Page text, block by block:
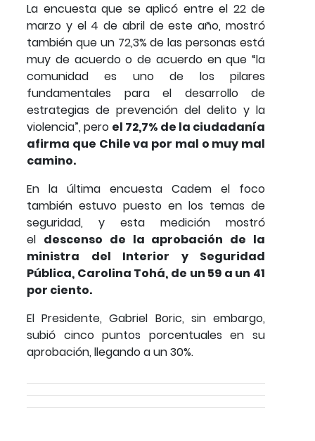
La encuesta que se aplicó entre el 22 de
marzo y el 4 de abril de este año, mostró
también que un 72,3% de las personas está
muy de acuerdo o de acuerdo en que “la
comunidad es uno de los pilares
fundamentales para el desarrollo de
estrategias de prevención del delito y la
violencia”, pero el 72,7% de la ciudadanía
afirma que Chile va por mal o muy mal
camino.
En la última encuesta Cadem el foco
también estuvo puesto en los temas de
seguridad, y esta medición mostró
el descenso de la aprobación de la
ministra del Interior y Seguridad
Pública, Carolina Tohá, de un 59 a un 41
por ciento.
El Presidente, Gabriel Boric, sin embargo,
subió cinco puntos porcentuales en su
aprobación, llegando a un 30%.